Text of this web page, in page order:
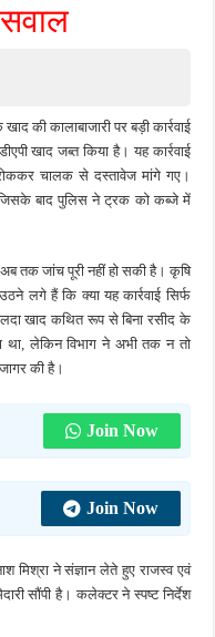
की कालाबाजारी पर बड़ी कार्रवाई
खाद जब्त किया है। यह कार्रवाई
चालक से दस्तावेज मांगे गए।
बाद पुलिस ने ट्रक को कब्जे में
तक जांच पूरी नहीं हो सकी है। कृषि
लगे हैं कि क्या यह कार्रवाई सिर्फ
खाद कथित रूप से बिना रसीद के
था, लेकिन विभाग ने अभी तक न तो
की है।
Join Now
Join Now
मिश्रा ने संज्ञान लेते हुए राजस्व एवं
सौंपी है। कलेक्टर ने स्पष्ट निर्देश